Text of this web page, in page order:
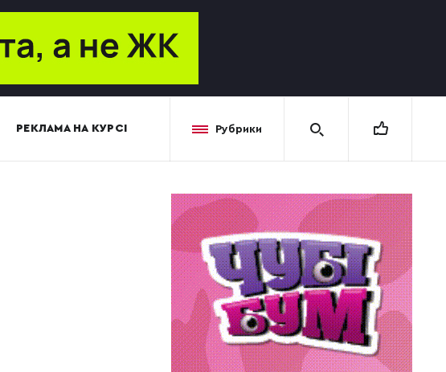
РЕКЛАМА НА КУРСІ Рубрики